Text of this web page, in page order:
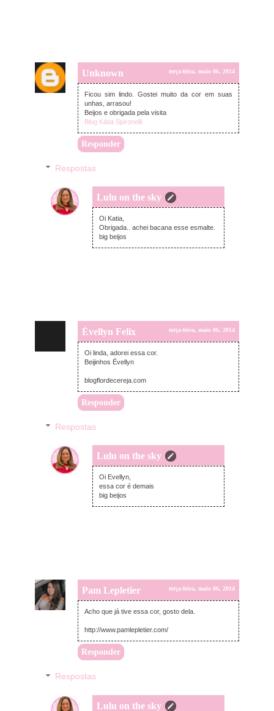
Unknown terça-feira, maio 06, 2014
Ficou sim lindo. Gostei muito da cor em suas
unhas, arrasou!
Beijos e obrigada pela visita
Blog Kátia Spironelli
Responder
Respostas
Lulu on the sky
terça-feira, maio 06, 2014
Oi Katia,
Obrigada.. achei bacana esse esmalte.
big beijos
Évellyn Felix terça-feira, maio 06, 2014
Oi linda, adorei essa cor.
Beijinhos Évellyn
blogflordecereja.com
Responder
Respostas
Lulu on the sky
terça-feira, maio 06, 2014
Oi Evellyn,
essa cor é demais
big beijos
Pam Lepletier terça-feira, maio 06, 2014
Acho que já tive essa cor, gosto dela.
http://www.pamlepletier.com/
Responder
Respostas
Lulu on the sky